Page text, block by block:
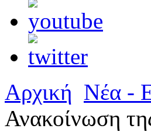
Αρχική Νέα -
Ανακοίνωση